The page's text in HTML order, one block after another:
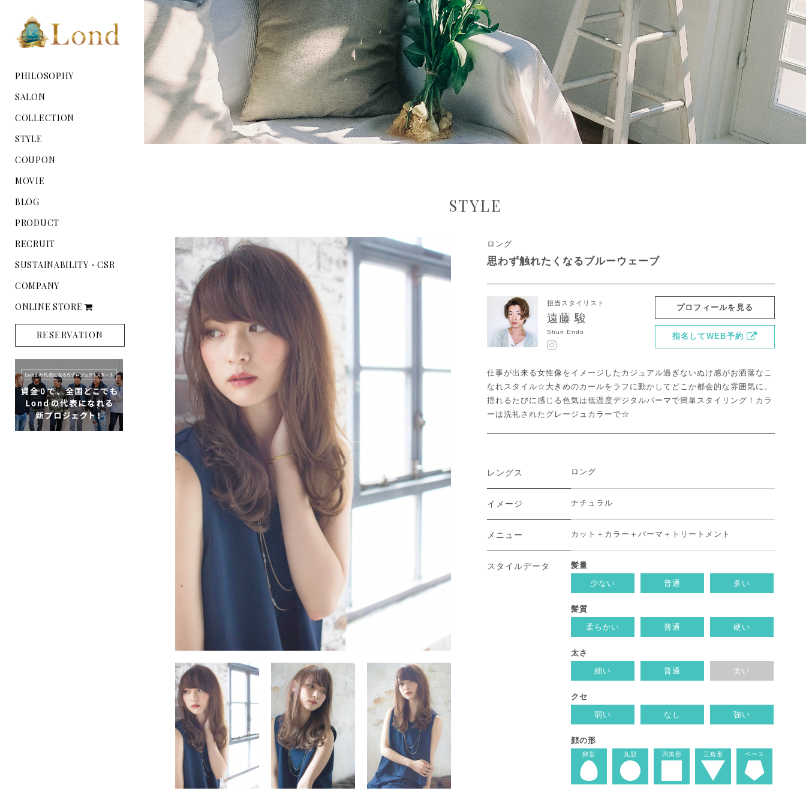
PHILOSOPHY
SALON
COLLECTION
STYLE
COUPON
MOVIE
BLOG
PRODUCT
RECRUIT
SUSTAINABILITY・CSR
COMPANY
ONLINE STORE
RESERVATION
STYLE
ロング
思わず触れたくなるブルーウェーブ
担当スタイリスト
遠藤 駿
Shun Endo
プロフィールを見る
指名してWEB予約
仕事が出来る女性像をイメージしたカジュアル過ぎないぬけ感がお洒落なこ
なれスタイル☆大きめのカールをラフに動かしてどこか都会的な雰囲気に。
揺れるたびに感じる色気は低温度デジタルパーマで簡単スタイリング！カラ
ーは洗礼されたグレージュカラーで☆
レングス ロング
イメージ ナチュラル
メニュー カット＋カラー＋パーマ＋トリートメント
スタイルデータ
髪量
少ない
普通 多い
髪質
柔らかい
普通 硬い
太さ
細い
普通 太い
クセ
弱い
なし 強い
顔の形
卵型 丸型 四角形 三角形 ベース